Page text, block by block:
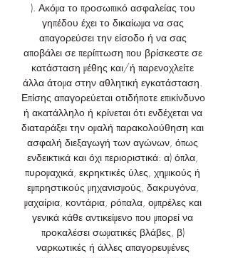
). Ακόμα το προσωπικό ασφαλείας του
γηπέδου έχει το δικαίωμα να σας
απαγορεύσει την είσοδο ή να σας
αποβάλει σε περίπτωση που βρίσκεστε σε
κατάσταση μέθης και/ή παρενοχλείτε
άλλα άτομα στην αθλητική εγκατάσταση.
Επίσης απαγορεύεται οτιδήποτε επικίνδυνο
ή ακατάλληλο ή κρίνεται ότι ενδέχεται να
διαταράξει την ομαλή παρακολούθηση και
ασφαλή διεξαγωγή των αγώνων, όπως
ενδεικτικά και όχι περιοριστικά: α) όπλα,
πυρομαχικά, εκρηκτικές ύλες, χημικούς ή
εμπρηστικούς μηχανισμούς, δακρυγόνα,
μαχαίρια, κοντάρια, ρόπαλα, ομπρέλες και
γενικά κάθε αντικείμενο που μπορεί να
προκαλέσει σωματικές βλάβες, β)
ναρκωτικές ή άλλες απαγορευμένες